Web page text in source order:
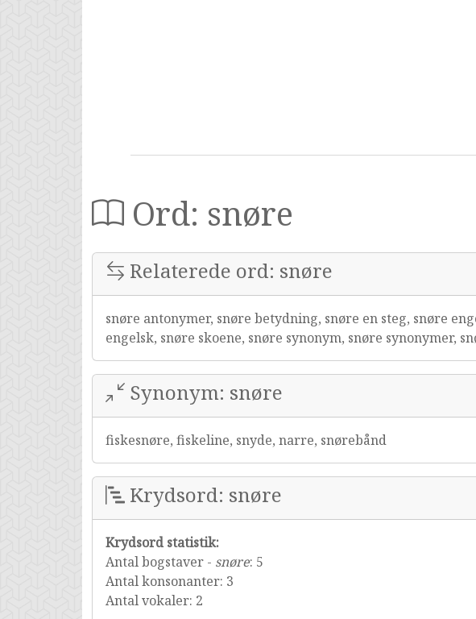
Ord: snøre
Relaterede ord: snøre
snøre antonymer, snøre betydning, snøre en steg, snøre
engelsk, snøre skoene, snøre synonym, snøre
Synonym: snøre
fiskesnøre, fiskeline, snyde, narre, snørebånd
Krydsord: snøre
Krydsord statistik:
Antal bogstaver - snøre: 5
Antal konsonanter: 3
Antal vokaler: 2